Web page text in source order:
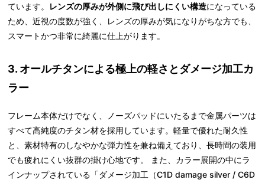
ています。 レンズの厚みが外側に飛び出しにくい構造になっている
ため、近視の度数が強く、レンズの厚みが気になりがちな方でも、
スマートかつ非常に綺麗に仕上がります。
3. オールチタンによる極上の軽さとダメージ加工カ
ラー
フレーム本体だけでなく、ノーズパッドにいたるまで金属パーツは
すべて高純度のチタン材を採用しています。軽量で優れた耐久性
と、素材特有のしなやかな弾力性を兼ね備えており、長時間の装用
でも疲れにくい抜群の掛け心地です。 また、カラー展開の中にラ
インナップされている「ダメージ加工（C1D damage silver / C6D